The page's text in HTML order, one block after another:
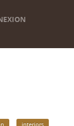
interiors